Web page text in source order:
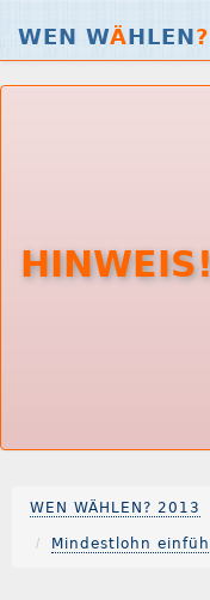
WEN WÄHLEN?
WEN WÄHLEN? 2013
Mindestlohn